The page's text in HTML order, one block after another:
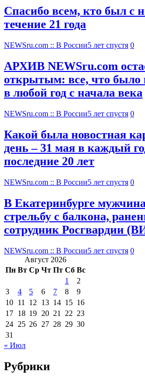
Спасибо всем, кто был с
течение 21 года
NEWSru.com :: В России5 лет спустя 0
АРХИВ NEWSru.com
открытым: все, что было
в любой год с начала века
NEWSru.com :: В России5 лет спустя 0
Какой была новостная
день – 31 мая в каждый
последние 20 лет
NEWSru.com :: В России5 лет спустя 0
В Екатеринбурге
стрельбу с балкона,
сотрудник Росгвардии
NEWSru.com :: В России5 лет спустя 0
Август 2026
Пн Вт Ср Чт Пт Сб Вс
1
2
3
4 5 6 7 8
9
10 11 12 13 14 15 16
17 18 19 20 21 22 23
24 25 26 27 28 29 30
31
« Июл
Рубрики